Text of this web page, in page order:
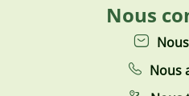
Nous
Nous